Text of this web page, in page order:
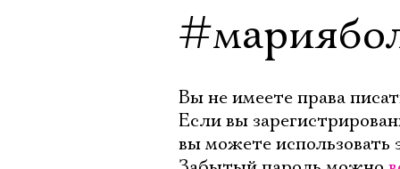
Вы не имеете права
Если вы
вы можете